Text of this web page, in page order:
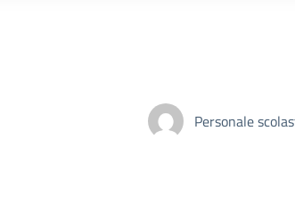
Personale